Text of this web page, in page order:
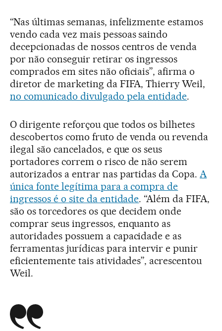
“Nas últimas semanas, infelizmente estamos
vendo cada vez mais pessoas saindo
decepcionadas de nossos centros de venda
por não conseguir retirar os ingressos
comprados em sites não oficiais”, afirma o
diretor de marketing da FIFA, Thierry Weil,
no comunicado divulgado pela entidade.
O dirigente reforçou que todos os bilhetes
descobertos como fruto de venda ou revenda
ilegal são cancelados, e que os seus
portadores correm o risco de não serem
autorizados a entrar nas partidas da Copa. A
única fonte legítima para a compra de
ingressos é o site da entidade. “Além da FIFA,
são os torcedores os que decidem onde
comprar seus ingressos, enquanto as
autoridades possuem a capacidade e as
ferramentas jurídicas para intervir e punir
eficientemente tais atividades”, acrescentou
Weil.